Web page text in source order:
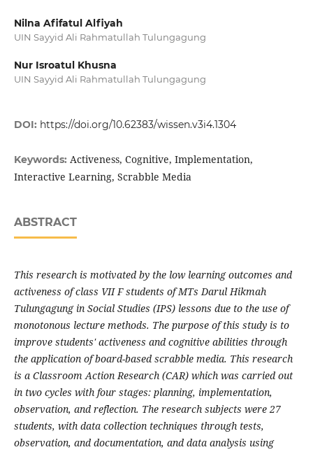
Nilna Afifatul Alfiyah
UIN Sayyid Ali Rahmatullah Tulungagung
Nur Isroatul Khusna
UIN Sayyid Ali Rahmatullah Tulungagung
DOI: https://doi.org/10.62383/wissen.v3i4.1304
Keywords: Activeness, Cognitive, Implementation,
Interactive Learning, Scrabble Media
ABSTRACT
This research is motivated by the low learning outcomes and
activeness of class VII F students of MTs Darul Hikmah
Tulungagung in Social Studies (IPS) lessons due to the use of
monotonous lecture methods. The purpose of this study is to
improve students' activeness and cognitive abilities through
the application of board-based scrabble media. This research
is a Classroom Action Research (CAR) which was carried out
in two cycles with four stages: planning, implementation,
observation, and reflection. The research subjects were 27
students, with data collection techniques through tests,
observation, and documentation, and data analysis using